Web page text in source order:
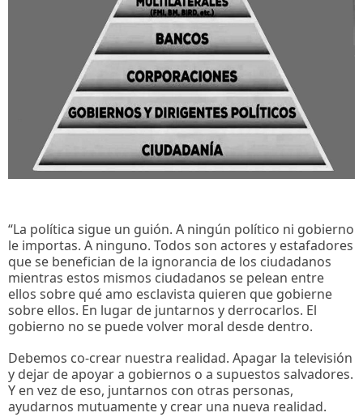
“La política sigue un guión. A ningún político ni gobierno
le importas. A ninguno. Todos son actores y estafadores
que se benefician de la ignorancia de los ciudadanos
mientras estos mismos ciudadanos se pelean entre
ellos sobre qué amo esclavista quieren que gobierne
sobre ellos. En lugar de juntarnos y derrocarlos. El
gobierno no se puede volver moral desde dentro.
Debemos co-crear nuestra realidad. Apagar la televisión
y dejar de apoyar a gobiernos o a supuestos salvadores.
Y en vez de eso, juntarnos con otras personas,
ayudarnos mutuamente y crear una nueva realidad.